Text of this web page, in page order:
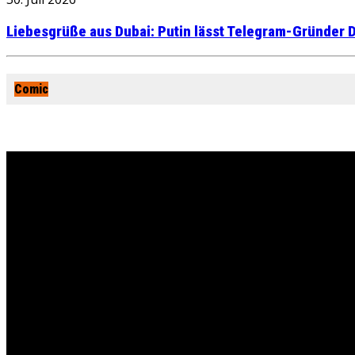
Liebesgrüße aus Dubai: Putin lässt Telegram-Gründer
Comic